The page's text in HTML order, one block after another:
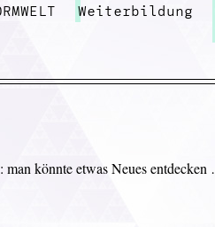
Weiterbildung
man könnte etwas Neues